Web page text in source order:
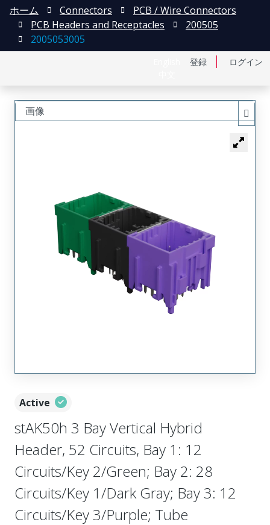
登録 ログイン
ホーム Connectors
PCB / Wire Connectors
PCB Headers and Receptacles
200505
2005053005
Active
stAK50h 3 Bay Vertical Hybrid
Header, 52 Circuits, Bay 1: 12
Circuits/Key 2/Green; Bay 2: 28
Circuits/Key 1/Dark Gray; Bay 3: 12
Circuits/Key 3/Purple; Tube
画像